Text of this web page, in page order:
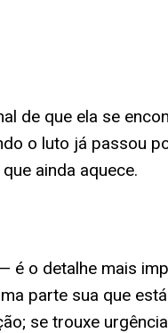
de que ela se
o luto já passou
ainda aquece.
— é o detalhe mais
parte sua que
se trouxe